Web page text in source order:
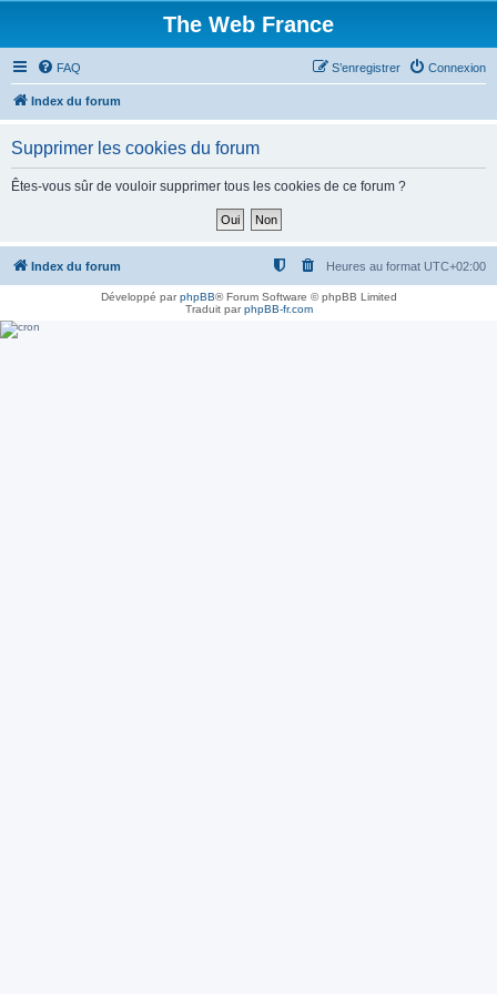
The Web France
FAQ Connexion
S’enregistrer
Index du forum
Supprimer les cookies du forum
Êtes-vous sûr de vouloir supprimer tous les cookies de ce forum ?
Index du forum Heures au format UTC+02:00
Développé parphpBB® Forum Software © phpBB Limited
Traduit parphpBB-fr.com